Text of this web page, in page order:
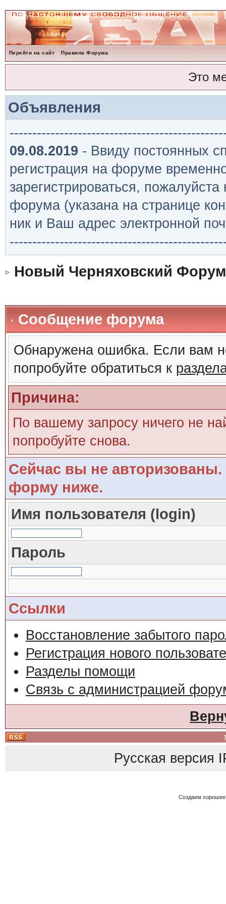
Перейти на сайт Правила Форума
Это
Объявления
09.08.2019 - Ввиду постоянных
регистрация на форуме
зарегистрироваться,
форума (указана на странице
ник и Ваш адрес электронной
Новый Черняховский Форум
Сообщение форума
Обнаружена ошибка. Если вам
попробуйте обратиться к
Причина:
По вашему запросу ничего не
попробуйте снова.
Сейчас вы не авторизованы.
форму ниже.
Имя пользователя (login)
Пароль
Ссылки
Восстановление забытого
Регистрация нового
Разделы помощи
Связь с администрацией
Русская версия
Создаем